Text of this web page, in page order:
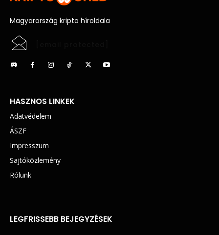
Magyarország kripto híroldala
HASZNOS LINKEK
Adatvédelem
ÁSZF
Impresszum
Sajtóközlemény
Rólunk
LEGFRISSEBB BEJEGYZÉSEK